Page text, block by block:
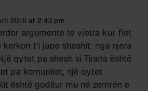
2016 at 2:43 pm
argumente te vjetra kur flet
t’i jape sheshit: nga njera
qytet pa shesh si Tirana është
pa komunitet, një qytet
është goditur mu në zemrën e